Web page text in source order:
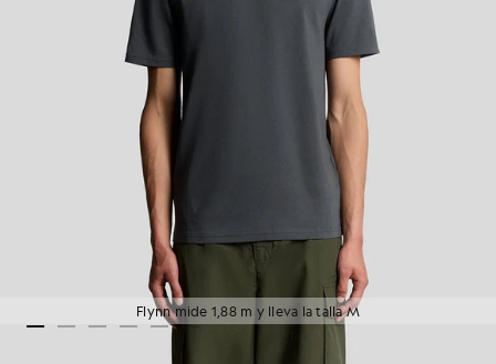
Flynn mide 1,88 m y lleva la talla M